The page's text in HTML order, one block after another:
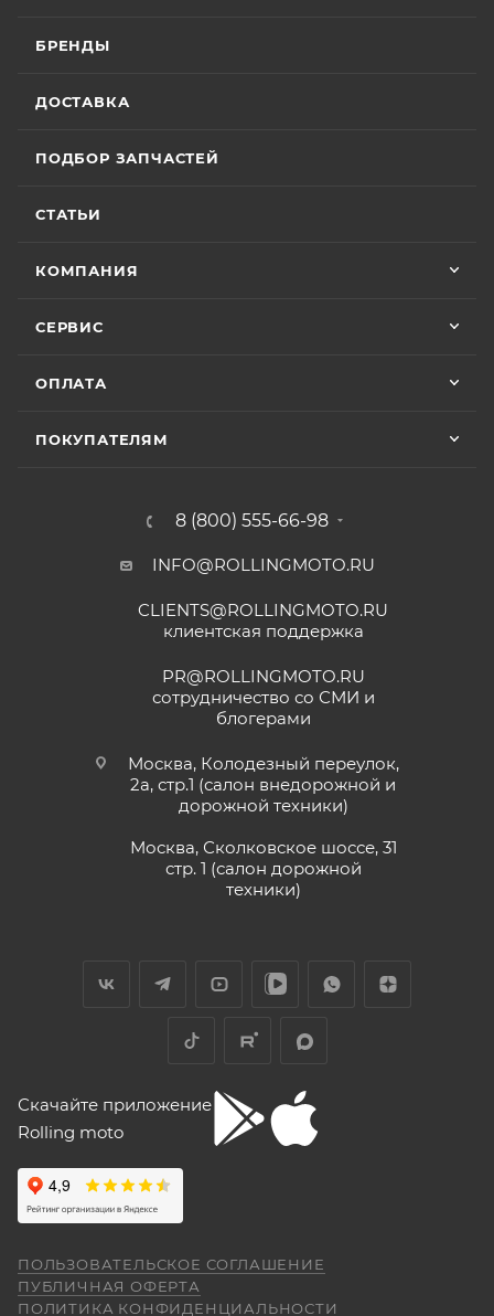
БРЕНДЫ
ДОСТАВКА
ПОДБОР ЗАПЧАСТЕЙ
СТАТЬИ
КОМПАНИЯ
СЕРВИС
ОПЛАТА
ПОКУПАТЕЛЯМ
8 (800) 555-66-98
INFO@ROLLINGMOTO.RU
CLIENTS@ROLLINGMOTO.RU
клиентская поддержка
PR@ROLLINGMOTO.RU
сотрудничество со СМИ и
блогерами
Москва, Колодезный переулок,
2а, стр.1 (салон внедорожной и
дорожной техники)
Москва, Сколковское шоссе, 31
стр. 1 (салон дорожной
техники)
Скачайте приложение
Rolling moto
ПОЛЬЗОВАТЕЛЬСКОЕ СОГЛАШЕНИЕ
ПУБЛИЧНАЯ ОФЕРТА
ПОЛИТИКА КОНФИДЕНЦИАЛЬНОСТИ